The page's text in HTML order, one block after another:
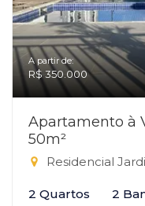
A partir de:
R$ 350.000
Apartamento à
50m²
Residencial
2 Quartos 2